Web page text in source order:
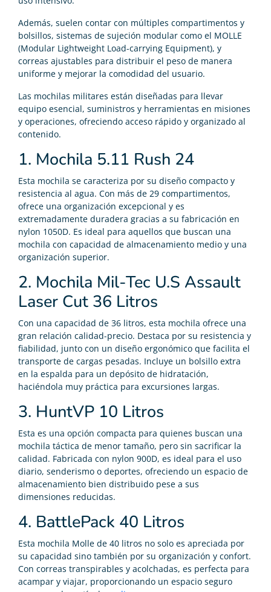
Además, suelen contar con múltiples compartimentos y
bolsillos, sistemas de sujeción modular como el MOLLE
(Modular Lightweight Load-carrying Equipment), y
correas ajustables para distribuir el peso de manera
uniforme y mejorar la comodidad del usuario.
Las mochilas militares están diseñadas para llevar
equipo esencial, suministros y herramientas en misiones
y operaciones, ofreciendo acceso rápido y organizado al
contenido.
1. Mochila 5.11 Rush 24
Esta mochila se caracteriza por su diseño compacto y
resistencia al agua. Con más de 29 compartimentos,
ofrece una organización excepcional y es
extremadamente duradera gracias a su fabricación en
nylon 1050D. Es ideal para aquellos que buscan una
mochila con capacidad de almacenamiento medio y una
organización superior​​.
2. Mochila Mil-Tec U.S Assault
Laser Cut 36 Litros
Con una capacidad de 36 litros, esta mochila ofrece una
gran relación calidad-precio. Destaca por su resistencia y
fiabilidad, junto con un diseño ergonómico que facilita el
transporte de cargas pesadas. Incluye un bolsillo extra
en la espalda para un depósito de hidratación,
haciéndola muy práctica para excursiones largas​​.
3. HuntVP 10 Litros
Esta es una opción compacta para quienes buscan una
mochila táctica de menor tamaño, pero sin sacrificar la
calidad. Fabricada con nylon 900D, es ideal para el uso
diario, senderismo o deportes, ofreciendo un espacio de
almacenamiento bien distribuido pese a sus
dimensiones reducidas​​.
4. BattlePack 40 Litros
Esta mochila Molle de 40 litros no solo es apreciada por
su capacidad sino también por su organización y confort.
Con correas transpirables y acolchadas, es perfecta para
acampar y viajar, proporcionando un espacio seguro